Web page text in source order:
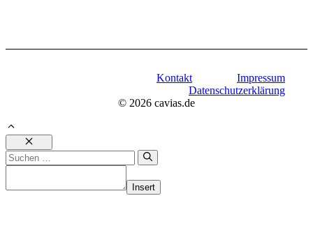
© 2026 cavias.de
Kontakt
Impressum
Datenschutzerklärung
Schließen
Suchen
nach:
Insert